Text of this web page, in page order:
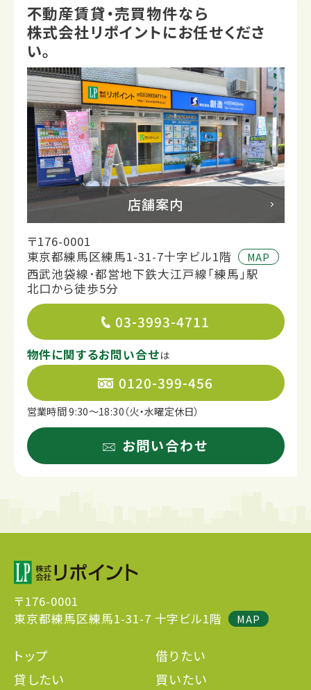
不動産賃貸・売買物件なら
株式会社リポイントにお任せくださ
い。
店舗案内
〒176-0001
東京都練馬区練馬1-31-7十字ビル1階
MAP
西武池袋線･都営地下鉄大江戸線「練馬」駅
北口から徒歩5分
03-3993-4711
物件に関するお問い合せは
0120-399-456
営業時間 9:30～18:30（火・水曜定休日）
お問い合わせ
〒176-0001
東京都練馬区練馬1-31-7 十字ビル1階
MAP
トップ
借りたい
貸したい
買いたい